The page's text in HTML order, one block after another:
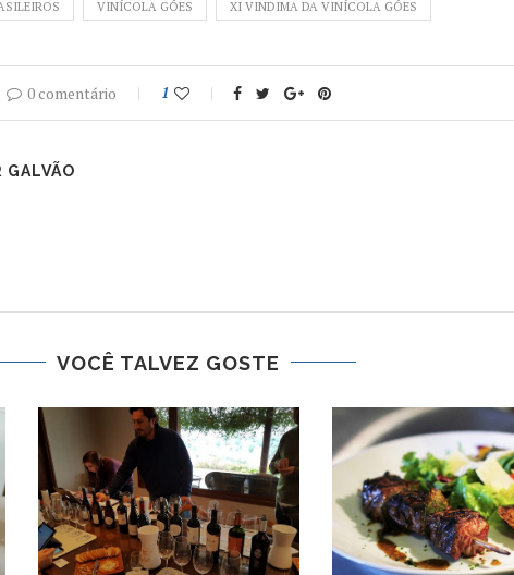
VINÍCOLA GÓES XI VINDIMA DA VINÍCOLA GÓES
0 comentário 1
GALVÃO
VOCÊ TALVEZ GOSTE